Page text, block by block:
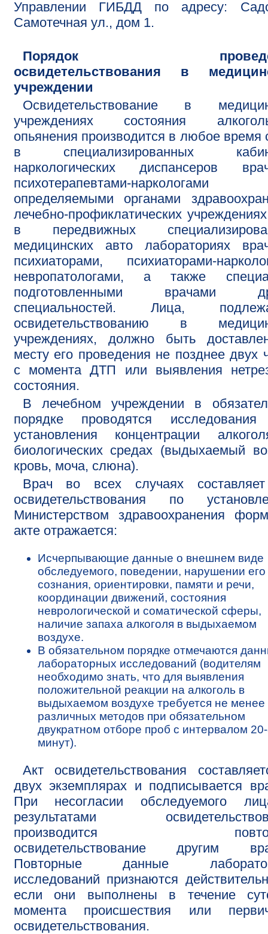
Управлении ГИБДД по адресу:
Самотечная ул., дом 1.
Порядок
освидетельствования в
учреждении
Освидетельствование в
учреждениях состояния
опьянения производится в любое время
в специализированных
наркологических диспансеров
психотерапевтами-
определяемыми органами
лечебно-профиклатических
в передвижных
медицинских авто лабораториях
психиаторами, психиаторами-
невропатологами, а также
подготовленными врачами
специальностей. Лица,
освидетельствованию в
учреждениях, должно быть
месту его проведения не позднее двух
с момента ДТП или выявления
состояния.
В лечебном учреждении в
порядке проводятся
установления концентрации
биологических средах (выдыхаемый
кровь, моча, слюна).
Врач во всех случаях
освидетельствования по
Министерством здравоохранения
акте отражается:
Исчерпывающие данные о внешнем виде
обследуемого, поведении, нарушении его
сознания, ориентировки, памяти и речи,
координации движений, состояния
неврологической и соматической сферы,
наличие запаха алкоголя в выдыхаемом
воздухе.
В обязательном порядке отмечаются
лабораторных исследований (водителям
необходимо знать, что для выявления
положительной реакции на алкоголь в
выдыхаемом воздухе требуется не менее
различных методов при обязательном
двукратном отборе проб с интервалом
минут).
Акт освидетельствования
двух экземплярах и подписывается
При несогласии обследуемого
результатами
производится
освидетельствование другим
Повторные данные
исследований признаются
если они выполнены в течение
момента происшествия или
освидетельствования.